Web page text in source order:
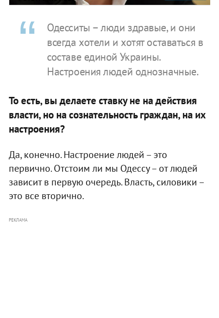
Одесситы – люди здравые, и они
всегда хотели и хотят оставаться в
составе единой Украины.
Настроения людей однозначные.
То есть, вы делаете ставку не на действия
власти, но на сознательность граждан, на их
настроения?
Да, конечно. Настроение людей – это
первично. Отстоим ли мы Одессу – от людей
зависит в первую очередь. Власть, силовики –
это все вторично.
РЕКЛАМА